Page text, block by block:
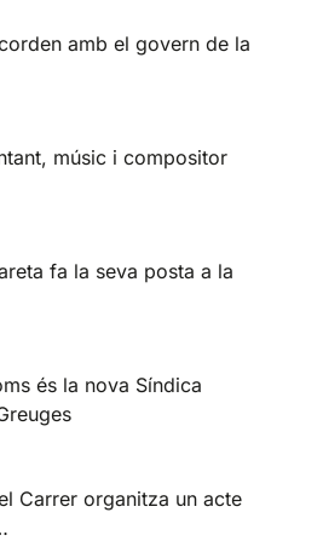
amb el govern de la
músic i compositor
fa la seva posta a la
és la nova Síndica
Carrer organitza un acte